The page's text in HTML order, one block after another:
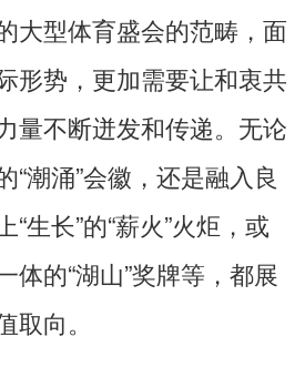
大型体育盛会的范畴，面
形势，更加需要让和衷共
量不断迸发和传递。无论
“潮涌”会徽，还是融入良
生长”的“薪火”火炬，或
体的“湖山”奖牌等，都展
向。